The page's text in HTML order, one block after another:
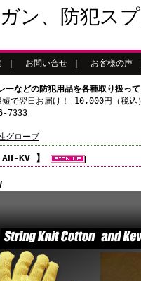
ン、防犯ス
お問い合せ お客様の声
などの防犯用品を各種取り扱って
で翌日お届け！ 10,000円（税込
7333
グローブ
AH-KV 】